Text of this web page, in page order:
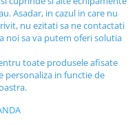
Asadar, in cazul in care nu
nu ezitati sa ne contactati
noi sa va putem oferi solutia
toate produsele afisate
personaliza in functie de